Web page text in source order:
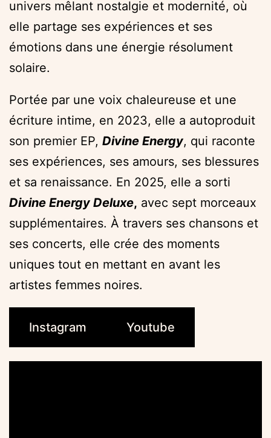
univers mêlant nostalgie et modernité, où
elle partage ses expériences et ses
émotions dans une énergie résolument
solaire.
Portée par une voix chaleureuse et une
écriture intime, en 2023, elle a autoproduit
son premier EP, Divine Energy, qui raconte
ses expériences, ses amours, ses blessures
et sa renaissance. En 2025, elle a sorti
Divine Energy Deluxe, avec sept morceaux
supplémentaires. À travers ses chansons et
ses concerts, elle crée des moments
uniques tout en mettant en avant les
artistes femmes noires.
Instagram Youtube